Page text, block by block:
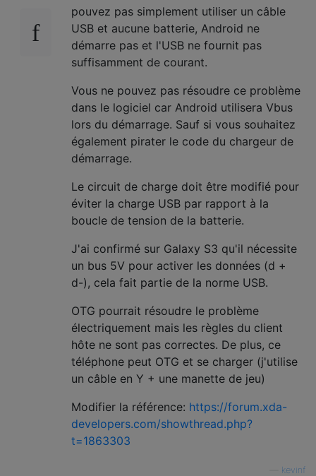
pouvez pas simplement utiliser un câble
USB et aucune batterie, Android ne
démarre pas et l'USB ne fournit pas
suffisamment de courant.
Vous ne pouvez pas résoudre ce problème
dans le logiciel car Android utilisera Vbus
lors du démarrage. Sauf si vous souhaitez
également pirater le code du chargeur de
démarrage.
Le circuit de charge doit être modifié pour
éviter la charge USB par rapport à la
boucle de tension de la batterie.
J'ai confirmé sur Galaxy S3 qu'il nécessite
un bus 5V pour activer les données (d +
d-), cela fait partie de la norme USB.
OTG pourrait résoudre le problème
électriquement mais les règles du client
hôte ne sont pas correctes. De plus, ce
téléphone peut OTG et se charger (j'utilise
un câble en Y + une manette de jeu)
Modifier la référence: https://forum.xda-
developers.com/showthread.php?
t=1863303
kevinf